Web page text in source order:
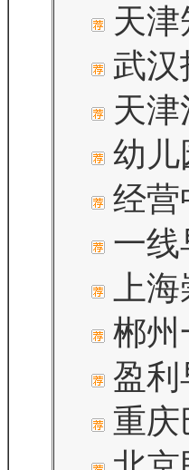
天
武汉
天
幼儿
经营
一线
上
郴州
盈利
重庆